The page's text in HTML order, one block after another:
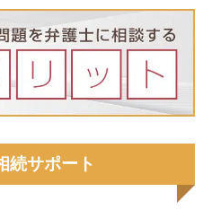
続サポート